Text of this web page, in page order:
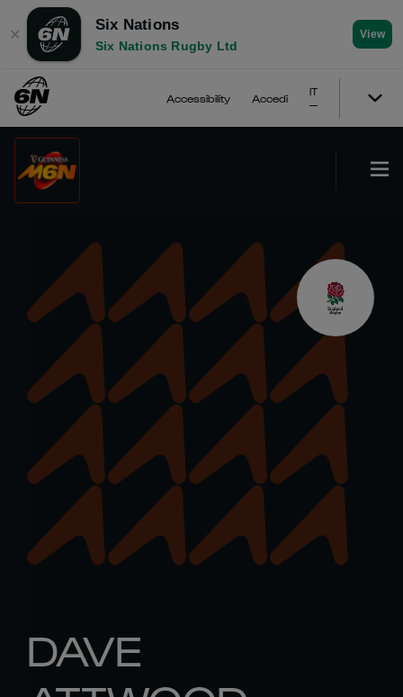
✕
Six Nations
Six Nations Rugby Ltd
View
Accessibility Accedi
IT
DAVE